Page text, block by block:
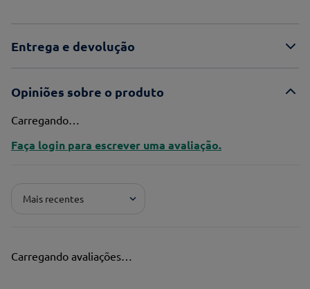
Entrega e devolução
Opiniões sobre o produto
Carregando…
Faça login para escrever uma avaliação.
Mais recentes
Carregando avaliações…